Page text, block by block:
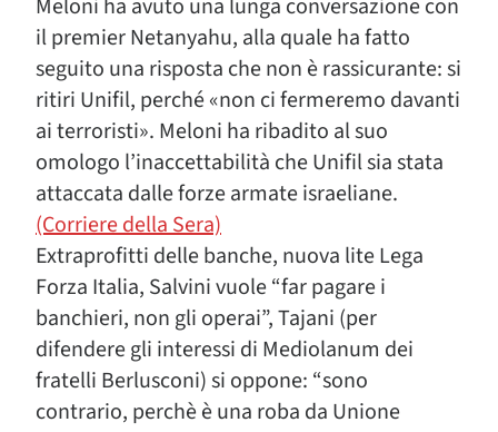
Meloni ha avuto una lunga conversazione con
il premier Netanyahu, alla quale ha fatto
seguito una risposta che non è rassicurante: si
ritiri Unifil, perché «non ci fermeremo davanti
ai terroristi». Meloni ha ribadito al suo
omologo l’inaccettabilità che Unifil sia stata
attaccata dalle forze armate israeliane.
(Corriere della Sera)
Extraprofitti delle banche, nuova lite Lega
Forza Italia, Salvini vuole “far pagare i
banchieri, non gli operai”, Tajani (per
difendere gli interessi di Mediolanum dei
fratelli Berlusconi) si oppone: “sono
contrario, perchè è una roba da Unione